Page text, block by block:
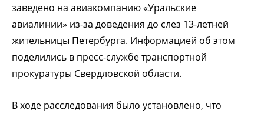
заведено на авиакомпанию «Уральские
авиалинии» из-за доведения до слез 13-летней
жительницы Петербурга. Информацией об этом
поделились в пресс-службе транспортной
прокуратуры Свердловской области.
В ходе расследования было установлено, что